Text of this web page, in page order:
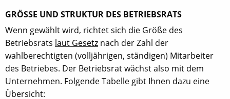
GRÖSSE UND STRUKTUR DES BETRIEBSRATS
Wenn gewählt wird, richtet sich die Größe des
Betriebsrats laut Gesetz nach der Zahl der
wahlberechtigten (volljährigen, ständigen) Mitarbeiter
des Betriebes. Der Betriebsrat wächst also mit dem
Unternehmen. Folgende Tabelle gibt Ihnen dazu eine
Übersicht: